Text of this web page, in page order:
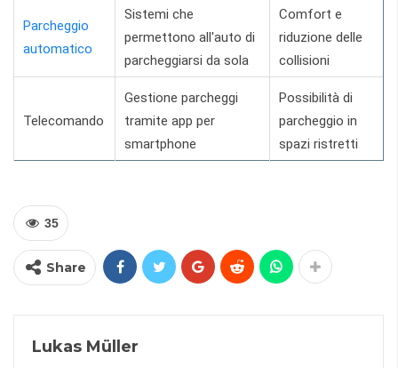
Parcheggio
automatico
Sistemi che
permettono all'auto di
parcheggiarsi da sola
Comfort e
riduzione delle
collisioni
Telecomando
Gestione parcheggi
tramite app per
smartphone
Possibilità di
parcheggio in
spazi ristretti
35
Share
Lukas Müller